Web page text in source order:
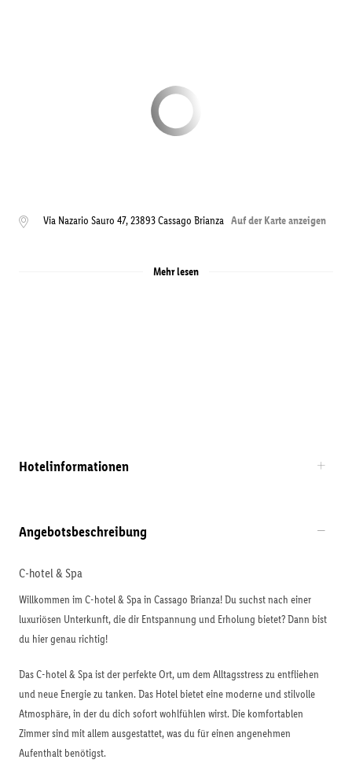
Via Nazario Sauro 47,23893 Cassago Brianza Auf der Karte anzeigen
Mehr lesen
Hotelinformationen
Angebotsbeschreibung
C-hotel & Spa
Willkommen im C-hotel & Spa in Cassago Brianza! Du suchst nach einer
luxuriösen Unterkunft, die dir Entspannung und Erholung bietet? Dann bist
du hier genau richtig!
Das C-hotel & Spa ist der perfekte Ort, um dem Alltagsstress zu entfliehen
und neue Energie zu tanken. Das Hotel bietet eine moderne und stilvolle
Atmosphäre, in der du dich sofort wohlfühlen wirst. Die komfortablen
Zimmer sind mit allem ausgestattet, was du für einen angenehmen
Aufenthalt benötigst.